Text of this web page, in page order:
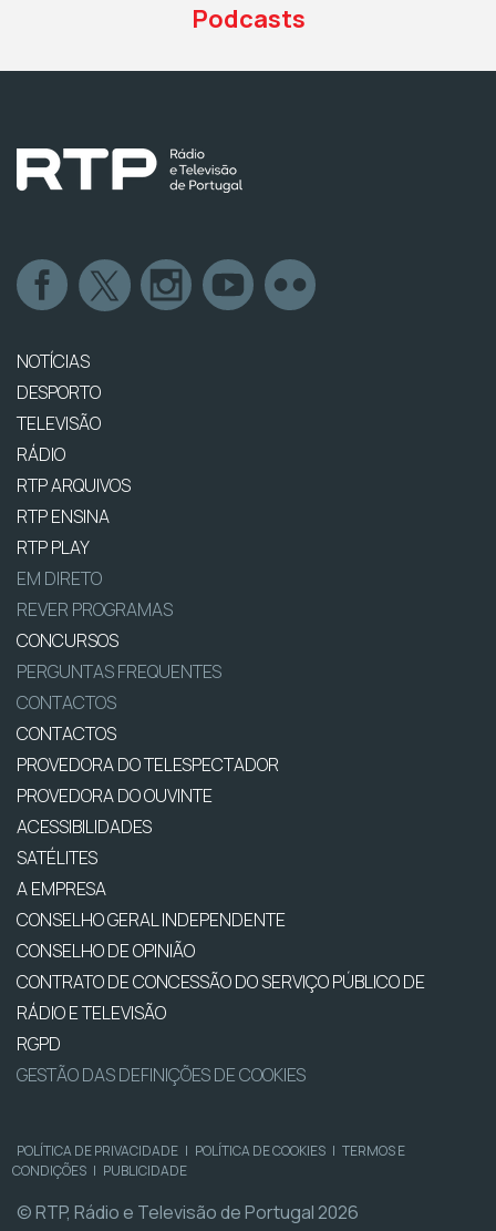
Podcasts
NOTÍCIAS
DESPORTO
TELEVISÃO
RÁDIO
RTP ARQUIVOS
RTP ENSINA
RTP PLAY
EM DIRETO
REVER PROGRAMAS
CONCURSOS
PERGUNTAS FREQUENTES
CONTACTOS
CONTACTOS
PROVEDORA DO TELESPECTADOR
PROVEDORA DO OUVINTE
ACESSIBILIDADES
SATÉLITES
A EMPRESA
CONSELHO GERAL INDEPENDENTE
CONSELHO DE OPINIÃO
CONTRATO DE CONCESSÃO DO SERVIÇO PÚBLICO DE
RÁDIO E TELEVISÃO
RGPD
GESTÃO DAS DEFINIÇÕES DE COOKIES
POLÍTICA DE PRIVACIDADE | POLÍTICA DE COOKIES | TERMOS E
CONDIÇÕES | PUBLICIDADE
© RTP, Rádio e Televisão de Portugal 2026